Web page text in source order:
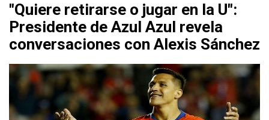
"Quiere retirarse o jugar en la U":
Presidente de Azul Azul revela
conversaciones con Alexis Sánchez